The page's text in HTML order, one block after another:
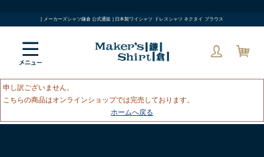
| メーカーズシャツ鎌倉 公式通販 | 日本製ワイシャツ ドレスシャツ ネクタイ ブラウス
申し訳ございません。
こちらの商品はオンラインショップでは完売しております。
ホームへ戻る